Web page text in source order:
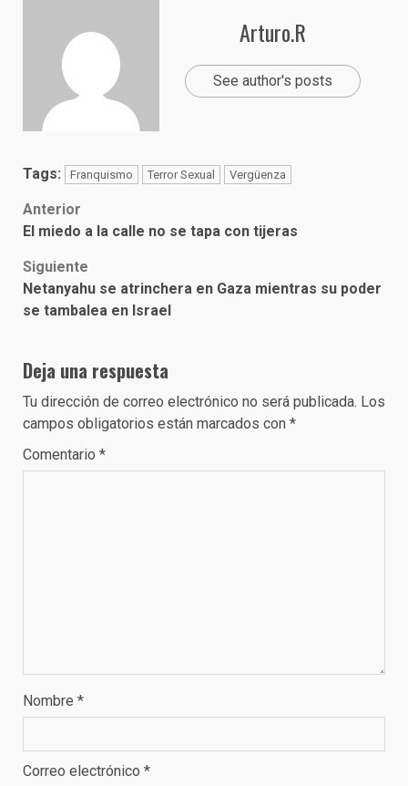
Arturo.R
See author's posts
Tags: Franquismo Terror Sexual Vergüenza
Post
navigation
Anterior
El miedo a la calle no se tapa con tijeras
Siguiente
Netanyahu se atrinchera en Gaza mientras su poder
se tambalea en Israel
Deja una respuesta
Tu dirección de correo electrónico no será publicada. Los
campos obligatorios están marcados con *
Comentario *
Nombre *
Correo electrónico *